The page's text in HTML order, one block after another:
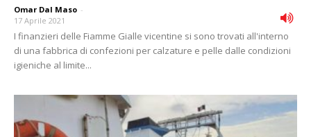
Omar Dal Maso -
17 Aprile 2021
I finanzieri delle Fiamme Gialle vicentine si sono trovati all'interno
di una fabbrica di confezioni per calzature e pelle dalle condizioni
igieniche al limite...